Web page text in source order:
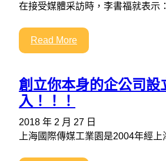
在接受媒體采訪時，李書福就表示
Read More
創立你本身的企公司
入！！！
2018 年 2 月 27 日
上海國際傳媒工業園是2004年經